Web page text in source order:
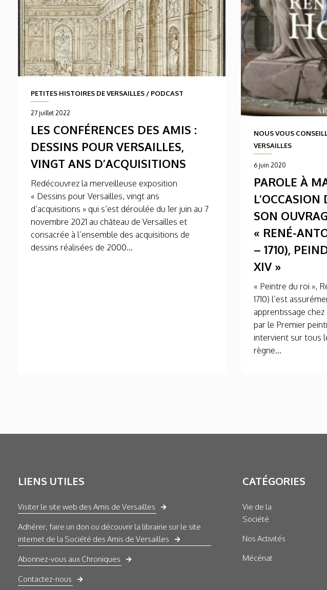
PETITES HISTOIRES DE VERSAILLES / PODCAST
27 juillet 2022
LES CONFÉRENCES DES AMIS :
DESSINS POUR VERSAILLES,
VINGT ANS D’ACQUISITIONS
Redécouvrez la merveilleuse exposition
« Dessins pour Versailles, vingt ans
d’acquisitions » qui s’est déroulée du 1er juin au 7
novembre 2021 au château de Versailles et
consacrée à l’ensemble des acquisitions de
dessins réalisées de 2000...
NOUS VOUS
VERSAILLES
6 juin 2020
PAROLE À
SON
« RENÉ-
– 1710),
XIV »
« Peintre du roi »,
1710) l’est
apprentissage
par le Premier
intervient sur tous
règne...
LIENS UTILES
Visiter le site web des Amis de Versailles
Adhérer, faire un don ou découvrir la librairie sur le site
internet de la Société des Amis de Versailles
Abonnez-vous aux Chroniques
Contactez-nous
CATÉGORIES
Vie de la
Société
Nos Activités
Mécénat